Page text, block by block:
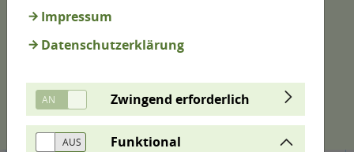
dargestellt werden. Hier haben wir aus vielen
Bereichen Informationen zusammengeführt. Sie
können einen Standort vorgeben oder direkt in der
Objekten und werden gegebenenfalls direkt zu
weiterführenden Inhalten geleitet.
Impressum
Datenschutzerklärung
Zwingend erforderlich
Funktional